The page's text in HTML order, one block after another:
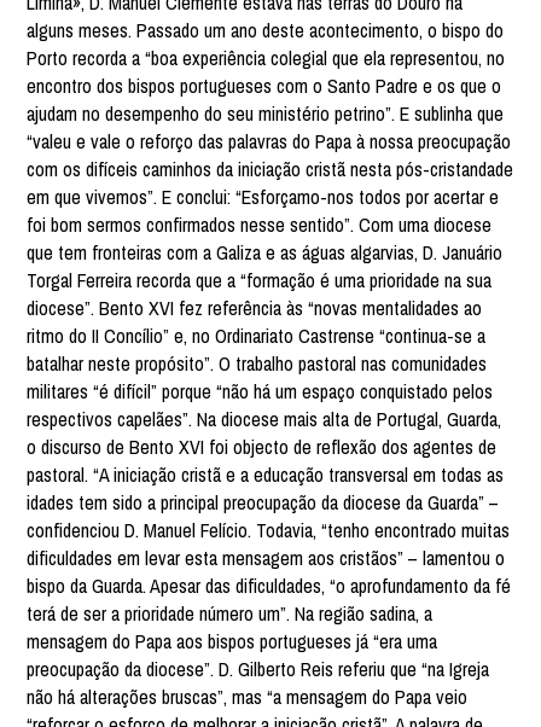
alguns meses. Passado um ano deste acontecimento, o bispo do
Porto recorda a “boa experiência colegial que ela representou, no
encontro dos bispos portugueses com o Santo Padre e os que o
ajudam no desempenho do seu ministério petrino”. E sublinha que
“valeu e vale o reforço das palavras do Papa à nossa preocupação
com os difíceis caminhos da iniciação cristã nesta pós-cristandade
em que vivemos”. E conclui: “Esforçamo-nos todos por acertar e
foi bom sermos confirmados nesse sentido”. Com uma diocese
que tem fronteiras com a Galiza e as águas algarvias, D. Januário
Torgal Ferreira recorda que a “formação é uma prioridade na sua
diocese”. Bento XVI fez referência às “novas mentalidades ao
ritmo do II Concílio” e, no Ordinariato Castrense “continua-se a
batalhar neste propósito”. O trabalho pastoral nas comunidades
militares “é difícil” porque “não há um espaço conquistado pelos
respectivos capelães”. Na diocese mais alta de Portugal, Guarda,
o discurso de Bento XVI foi objecto de reflexão dos agentes de
pastoral. “A iniciação cristã e a educação transversal em todas as
idades tem sido a principal preocupação da diocese da Guarda” –
confidenciou D. Manuel Felício. Todavia, “tenho encontrado muitas
dificuldades em levar esta mensagem aos cristãos” – lamentou o
bispo da Guarda. Apesar das dificuldades, “o aprofundamento da fé
terá de ser a prioridade número um”. Na região sadina, a
mensagem do Papa aos bispos portugueses já “era uma
preocupação da diocese”. D. Gilberto Reis referiu que “na Igreja
não há alterações bruscas”, mas “a mensagem do Papa veio